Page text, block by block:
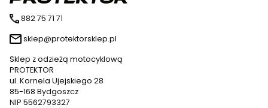
882 75 71 71
sklep@protektorsklep.pl
Sklep z odzieżą motocyklową
PROTEKTOR
ul. Kornela Ujejskiego 28
85-168 Bydgoszcz
NIP 5562793327